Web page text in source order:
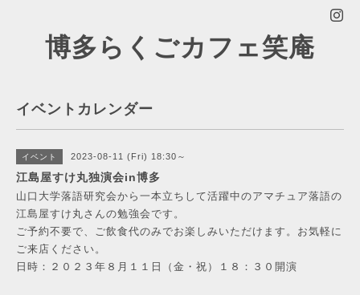
博多らくごカフェ笑庵
イベントカレンダー
イベント 2023-08-11 (Fri) 18:30～
江島屋すけ丸独演会in博多
山口大学落語研究会から一本立ちして活躍中のアマチュア落語の
江島屋すけ丸さんの勉強会です。
ご予約不要で、ご飲食代のみでお楽しみいただけます。お気軽に
ご来店ください。
日時：２０２３年８月１１日（金・祝）１８：３０開演